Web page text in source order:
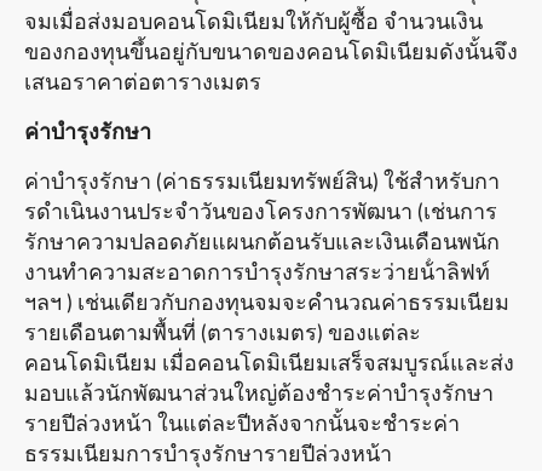
จมเมื่อส่งมอบคอนโดมิเนียมให้กับผู้ซื้อ จํานวนเงิน
ของกองทุนขึ้นอยู่กับขนาดของคอนโดมิเนียมดังนั้นจึง
เสนอราคาต่อตารางเมตร
ค่าบํารุงรักษา
ค่าบํารุงรักษา (ค่าธรรมเนียมทรัพย์สิน) ใช้สําหรับกา
รดําเนินงานประจําวันของโครงการพัฒนา (เช่นการ
รักษาความปลอดภัยแผนกต้อนรับและเงินเดือนพนัก
งานทําความสะอาดการบํารุงรักษาสระว่ายน้ําลิฟท์
ฯลฯ ) เช่นเดียวกับกองทุนจมจะคํานวณค่าธรรมเนียม
รายเดือนตามพื้นที่ (ตารางเมตร) ของแต่ละ
คอนโดมิเนียม เมื่อคอนโดมิเนียมเสร็จสมบูรณ์และส่ง
มอบแล้วนักพัฒนาส่วนใหญ่ต้องชําระค่าบํารุงรักษา
รายปีล่วงหน้า ในแต่ละปีหลังจากนั้นจะชําระค่า
ธรรมเนียมการบํารุงรักษารายปีล่วงหน้า